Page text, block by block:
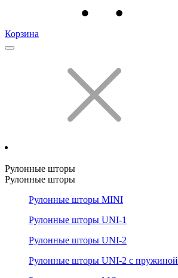
Корзина
Рулонные шторы
Рулонные шторы
Рулонные шторы MINI
Рулонные шторы UNI-1
Рулонные шторы UNI-2
Рулонные шторы UNI-2 с пружиной